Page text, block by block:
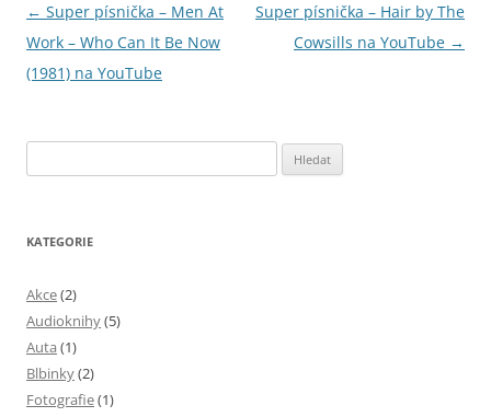
Navigace
pro
příspěvky
← Super písnička – Men At
Work – Who Can It Be Now
(1981) na YouTube
Super písnička – Hair by The
Cowsills na YouTube →
KATEGORIE
Akce(2)
Audioknihy(5)
Auta (1)
Blbinky(2)
Fotografie(1)